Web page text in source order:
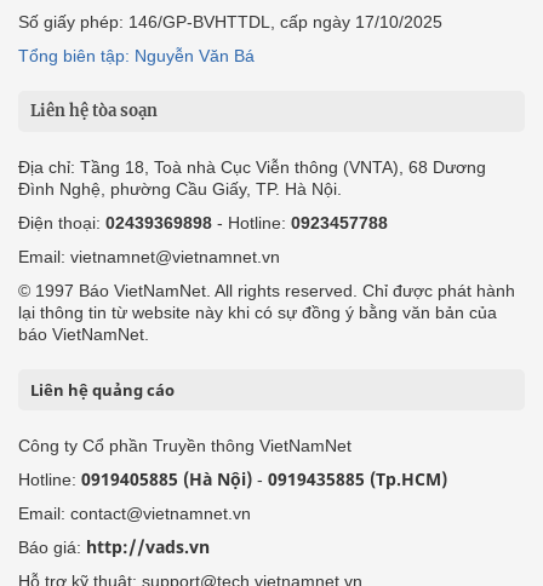
Số giấy phép: 146/GP-BVHTTDL, cấp ngày 17/10/2025
Tổng biên tập: Nguyễn Văn Bá
Liên hệ tòa soạn
Địa chỉ: Tầng 18, Toà nhà Cục Viễn thông (VNTA), 68 Dương
Đình Nghệ, phường Cầu Giấy, TP. Hà Nội.
Điện thoại: 02439369898 - Hotline: 0923457788
Email: vietnamnet@vietnamnet.vn
© 1997 Báo VietNamNet. All rights reserved. Chỉ được phát hành
lại thông tin từ website này khi có sự đồng ý bằng văn bản của
báo VietNamNet.
Liên hệ quảng cáo
Công ty Cổ phần Truyền thông VietNamNet
Hotline: 0919405885 (Hà Nội) - 0919435885 (Tp.HCM)
Email: contact@vietnamnet.vn
Báo giá: http://vads.vn
Hỗ trợ kỹ thuật: support@tech.vietnamnet.vn